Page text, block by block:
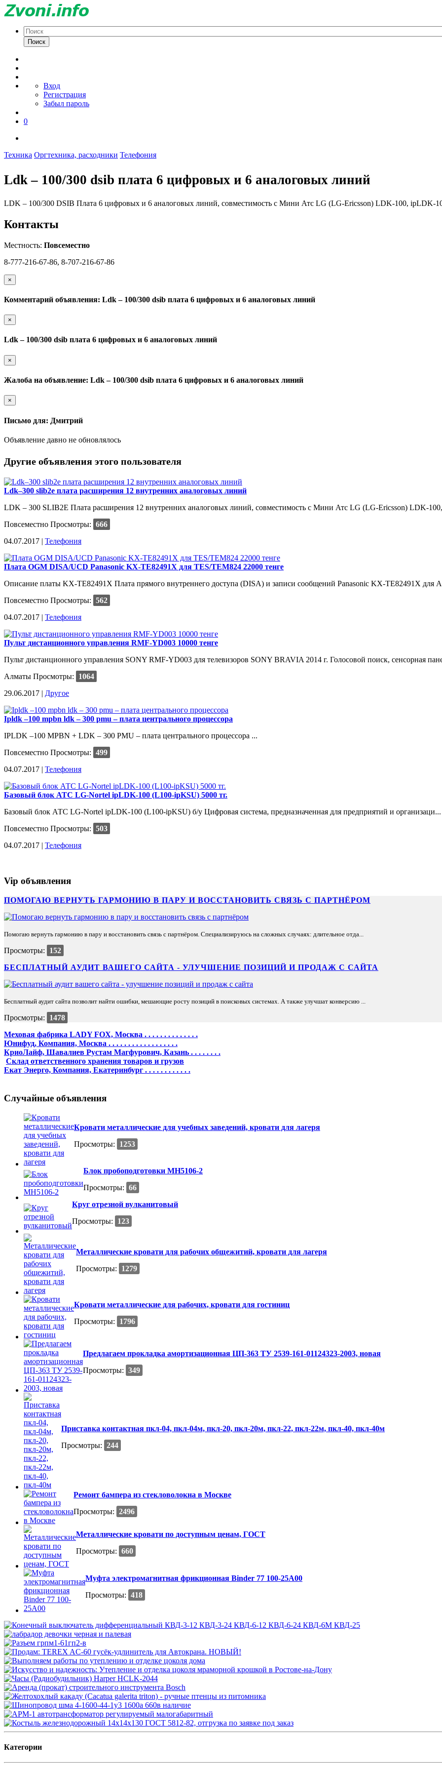
Поиск
Вход
Регистрация
Забыл пароль
0
Техника Оргтехника, расходники Телефония
Ldk – 100/300 dsib плата 6 цифровых и 6 аналоговых линий
LDK – 100/300 DSIB Плата 6 цифровых и 6 аналоговых линий, совместимость с Мини Атс LG (LG-Ericsson) LDK-100, ipLDK-
Контакты
Местность: Повсеместно
8-777-216-67-86, 8-707-216-67-86
×
Комментарий объявления: Ldk – 100/300 dsib плата 6 цифровых и 6 аналоговых линий
×
Ldk – 100/300 dsib плата 6 цифровых и 6 аналоговых линий
×
Жалоба на объявление: Ldk – 100/300 dsib плата 6 цифровых и 6 аналоговых линий
×
Письмо для: Дмитрий
Объявление давно не обновлялось
Другие объявления этого пользователя
Ldk–300 slib2e плата расширения 12 внутренних аналоговых линий
LDK – 300 SLIB2E Плата расширения 12 внутренних аналоговых линий, совместимость с Мини Атс LG (LG-Ericsson) LDK-
Повсеместно Просмотры: 666
04.07.2017 | Телефония
Плата OGM DISA/UCD Panasonic KX-TE82491X для TES/TEM824 22000 тенге
Описание платы KX-TE82491X Плата прямого внутреннего доступа (DISA) и записи сообщений Panasonic KX-TE82491X для
Повсеместно Просмотры: 562
04.07.2017 | Телефония
Пульт дистанционного управления RMF-YD003 10000 тенге
Пульт дистанционного управления SONY RMF-YD003 для телевизоров SONY BRAVIA 2014 г. Голосовой поиск, сенсорная
Алматы Просмотры:
1064
29.06.2017 | Другое
Ipldk –100 mpbn ldk – 300 pmu – плата центрального процессора
IPLDK –100 MPBN + LDK – 300 PMU – плата центрального процессора ...
Повсеместно Просмотры: 499
04.07.2017 | Телефония
Базовый блок АТС LG-Nortel ipLDK-100 (L100-ipKSU) 5000 тг.
Базовый блок АТС LG-Nortel ipLDK-100 (L100-ipKSU) б/у Цифровая система, предназначенная для предприятий и организаци...
Повсеместно Просмотры: 503
04.07.2017 | Телефония
Vip объявления
ПОМОГАЮ ВЕРНУТЬ ГАРМОНИЮ В ПАРУ И ВОССТАНОВИТЬ СВЯЗЬ С ПАРТНЁРОМ
Помогаю вернуть гармонию в пару и восстановить связь с партнёром. Специализируюсь на сложных случаях: длительное отда...
Просмотры:
152
БЕСПЛАТНЫЙ АУДИТ ВАШЕГО САЙТА - УЛУЧШЕНИЕ ПОЗИЦИЙ И ПРОДАЖ С САЙТА
Бесплатный аудит сайта позволит найти ошибки, мешающие росту позиций в поисковых системах. А также улучшат конверсию ...
Просмотры:
1478
Меховая фабрика LADY FOX, Москва . . . . . . . . . . . . . .
Юнифуд, Компания, Москва . . . . . . . . . . . . . . . . . .
КриоЛайф, Шавалиев Рустам Магфурович, Казань . . . . . . . .
Склад ответственного хранения товаров и грузов
Екат Энерго, Компания, Екатеринбург . . . . . . . . . . . .
Случайные объявления
Кровати металлические для учебных заведений, кровати для лагеря
Просмотры:
1253
Блок пробоподготовки МН5106-2
Просмотры: 66
Круг отрезной вулканитовый
Просмотры:
123
Металлические кровати для рабочих общежитий, кровати для лагеря
Просмотры:
1279
Кровати металлические для рабочих, кровати для гостиниц
Просмотры:
1796
Предлагаем прокладка амортизационная ЦП-363 ТУ 2539-161-01124323-2003, новая
Просмотры: 349
Приставка контактная пкл-04, пкл-04м, пкл-20, пкл-20м, пкл-22, пкл-22м, пкл-40, пкл-40м
Просмотры: 244
Ремонт бампера из стекловолокна в Москве
Просмотры: 2496
Металлические кровати по доступным ценам, ГОСТ
Просмотры: 660
Муфта электромагнитная фрикционная Binder 77 100-25A00
Просмотры: 418
Категории